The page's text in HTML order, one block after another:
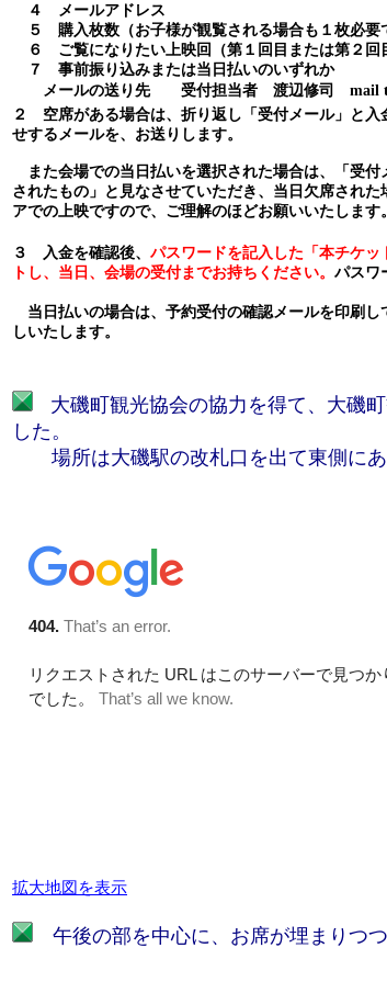
４ メールアドレス
５ 購入枚数（お子様が観覧される場合も１枚必要
６ ご覧になりたい上映回（第１回目または第２回
７ 事前振り込みまたは当日払いのいずれか
メールの送り先 受付担当者 渡辺修司 mail
２ 空席がある場合は、折り返し「受付メール」と
せするメールを、お送りします。
また会場での当日払いを選択された場合は、「受
されたもの」と見なさせていただき、当日欠席され
アでの上映ですので、ご理解のほどお願いいたします。
３ 入金を確認後、 パスワードを記入した「本チケ
トし、当日、会場の受付までお持ちください。 パスワ
当日払いの場合は、予約受付の確認メールを印刷
しいたします。
大磯町観光協会の協力を得て、大磯
した。
場所は大磯駅の改札口を出て東側にあ
拡大地図を表示
午後の部を中心に、お席が埋まりつ